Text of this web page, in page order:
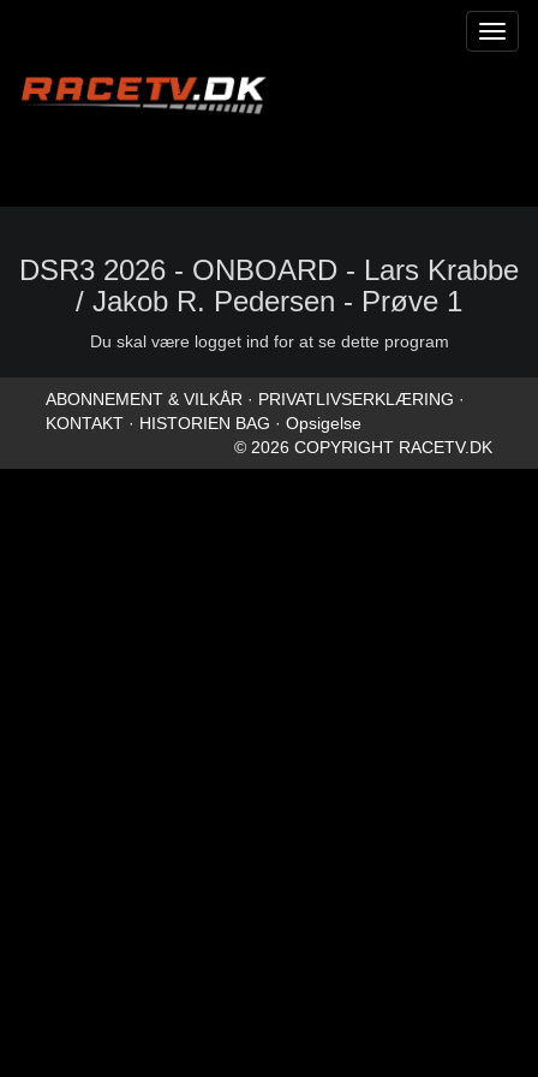
DSR3 2026 - ONBOARD - Lars Krabbe
/ Jakob R. Pedersen - Prøve 1
Du skal være logget ind for at se dette program
ABONNEMENT & VILKÅR · PRIVATLIVSERKLÆRING ·
KONTAKT · HISTORIEN BAG · Opsigelse
© 2026 COPYRIGHT RACETV.DK